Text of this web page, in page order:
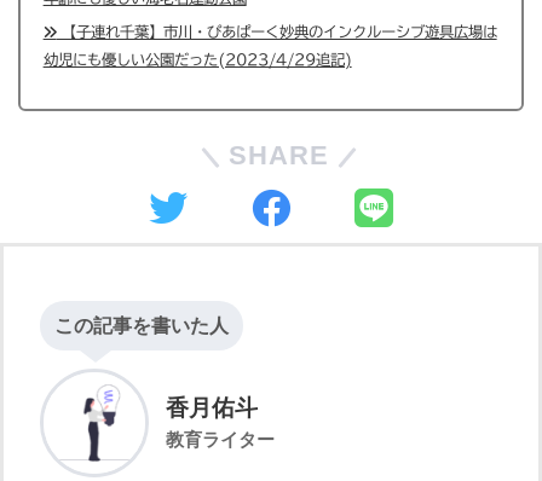
【子連れ千葉】市川・ぴあぱーく妙典のインクルーシブ遊具広場は
幼児にも優しい公園だった(2023/4/29追記)
SHARE
この記事を書いた人
香月佑斗
教育ライター